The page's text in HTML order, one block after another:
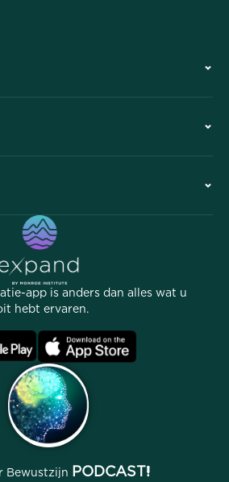
app is anders dan alles wat u
hebt ervaren.
Bewustzijn PODCAST!